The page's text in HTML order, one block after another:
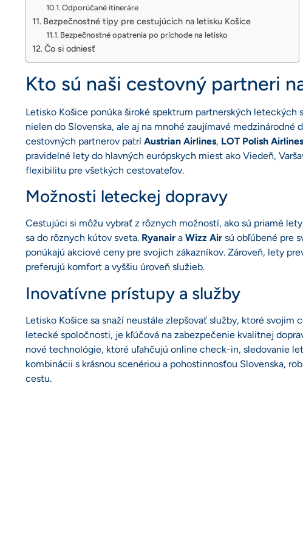
Odporúčané itineráre
Bezpečnostné tipy pre cestujúcich na letisku Košice
Bezpečnostné opatrenia po príchode na letisko
Čo si odniesť
Kto sú naši cestovný partneri
Letisko Košice ponúka široké spektrum partnerských
nielen do Slovenska, ale aj na mnohé zaujímavé medzinárodné
cestovných partnerov patrí Austrian Airlines, LOT Polish Airlines
pravidelné lety do hlavných európskych miest ako Viedeň,
flexibilitu pre všetkých cestovateľov.
Možnosti leteckej dopravy
Cestujúci si môžu vybrať z rôznych možností, ako sú priamé
sa do rôznych kútov sveta. Ryanair a Wizz Air sú obľúbené pre
ponúkajú akciové ceny pre svojich zákazníkov. Zároveň, lety
preferujú komfort a vyššiu úroveň služieb.
Inovatívne prístupy a služby
Letisko Košice sa snaží neustále zlepšovať služby, ktoré svojim
letecké spoločnosti, je kľúčová na zabezpečenie kvalitnej
nové technológie, ktoré uľahčujú online check-in, sledovanie
kombinácii s krásnou scenériou a pohostinnosťou Slovenska,
cestu.